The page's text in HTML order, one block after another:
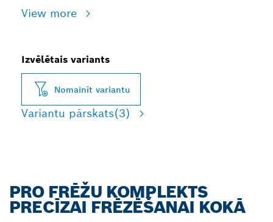
View more
Izvēlētais variants
Nomainīt variantu
Variantu pārskats(3)
PRO FRĒŽU KOMPLEKTS
PRECĪZAI FRĒZĒŠANAI KOKĀ